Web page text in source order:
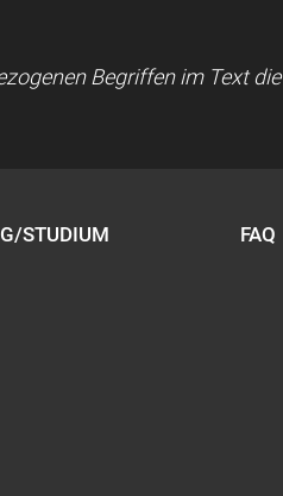
Begriffen im Text die
STUDIUM FAQ